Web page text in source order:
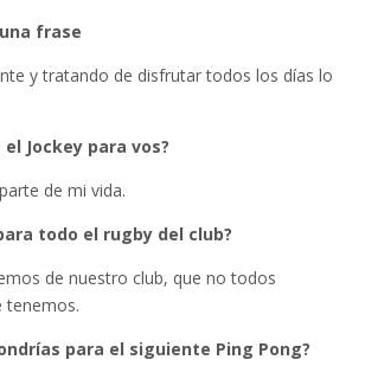
frase
y tratando de disfrutar todos los días lo
Jockey para vos?
de mi vida.
todo el rugby del club?
de nuestro club, que no todos
tenemos.
para el siguiente Ping Pong?